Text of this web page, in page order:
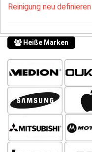
Reinigung neu definieren
Heiße Marken